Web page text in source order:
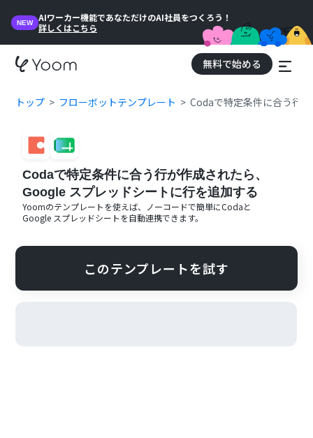
NEW
AIワーカー機能であなただけのAI社員をつくろう！
詳しくはこちら
無料で始める
トップ フローボットテンプレート Codaで特定条件に合う行
Codaで特定条件に合う行が作成されたら、
Google スプレッドシートに行を追加する
Yoomのテンプレートを使えば、ノーコードで簡単にCodaと
Google スプレッドシートを自動連携できます。
このテンプレートを試す